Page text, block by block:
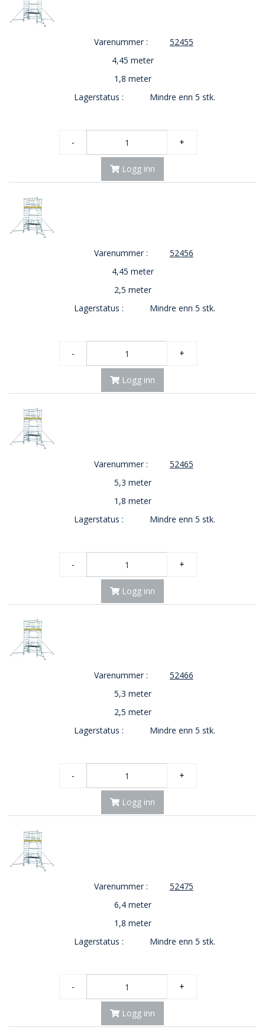
Varenummer :
52455
4,45 meter
1,8 meter
Lagerstatus :
Mindre enn 5 stk.
- +
Logg inn
Varenummer :
52456
4,45 meter
2,5 meter
Lagerstatus :
Mindre enn 5 stk.
- +
Logg inn
Varenummer :
52465
5,3 meter
1,8 meter
Lagerstatus :
Mindre enn 5 stk.
- +
Logg inn
Varenummer :
52466
5,3 meter
2,5 meter
Lagerstatus :
Mindre enn 5 stk.
- +
Logg inn
Varenummer :
52475
6,4 meter
1,8 meter
Lagerstatus :
Mindre enn 5 stk.
- +
Logg inn